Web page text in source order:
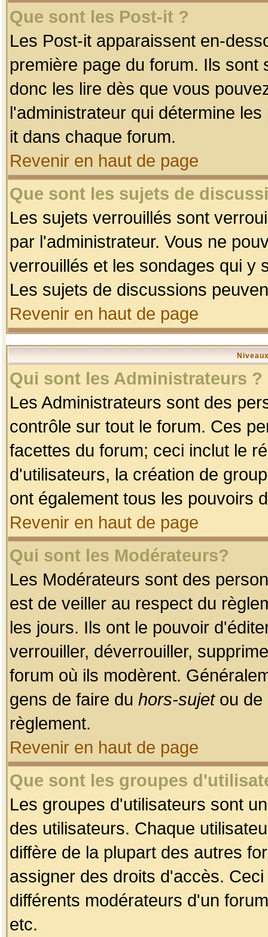
Que sont les Post-it ?
Les Post-it apparaissent en-
première page du forum. Ils
donc les lire dès que vous
l'administrateur qui détermine
it dans chaque forum.
Revenir en haut de page
Que sont les sujets de
Les sujets verrouillés sont
par l'administrateur. Vous ne
verrouillés et les sondages qui y
Les sujets de discussions
Revenir en haut de page
Qui sont les Administrateurs ?
Les Administrateurs sont des
contrôle sur tout le forum. Ces
facettes du forum; ceci inclut le
d'utilisateurs, la création de
ont également tous les pouvoirs
Revenir en haut de page
Qui sont les Modérateurs?
Les Modérateurs sont des
est de veiller au respect du
les jours. Ils ont le pouvoir
verrouiller, déverrouiller,
forum où ils modèrent.
gens de faire du hors-sujetou de
règlement.
Revenir en haut de page
Que sont les groupes
Les groupes d'utilisateurs sont
des utilisateurs. Chaque
diffère de la plupart des autres
assigner des droits d'accès.
différents modérateurs d'un
etc.